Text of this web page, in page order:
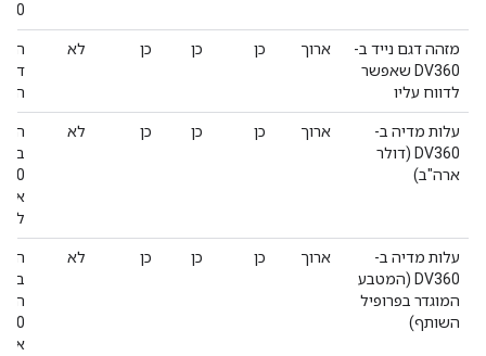
מזהה דגם נייד ב-
DV360 שאפשר
לדווח עליו
ארוך כן כן כן לא
עלות מדיה ב-
DV360 (דולר
ארה"ב)
ארוך כן כן כן לא
עלות מדיה ב-
DV360 (המטבע
המוגדר בפרופיל
השותף)
ארוך כן כן כן לא
את